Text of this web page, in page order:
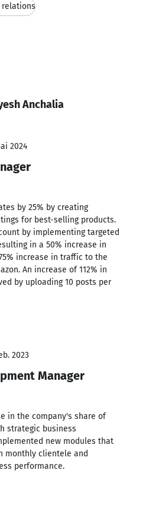
relations
Anchalia
2024
by 25% by creating
for best-selling products.
by implementing targeted
in a 50% increase in
increase in traffic to the
An increase of 112% in
by uploading 10 posts per
2023
Manager
in the company's share of
strategic business
new modules that
monthly clientele and
performance.